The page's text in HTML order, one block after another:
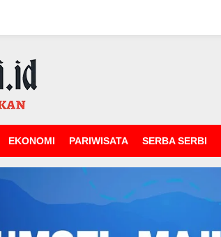
EKONOMI PARIWISATA SERBA SERBI